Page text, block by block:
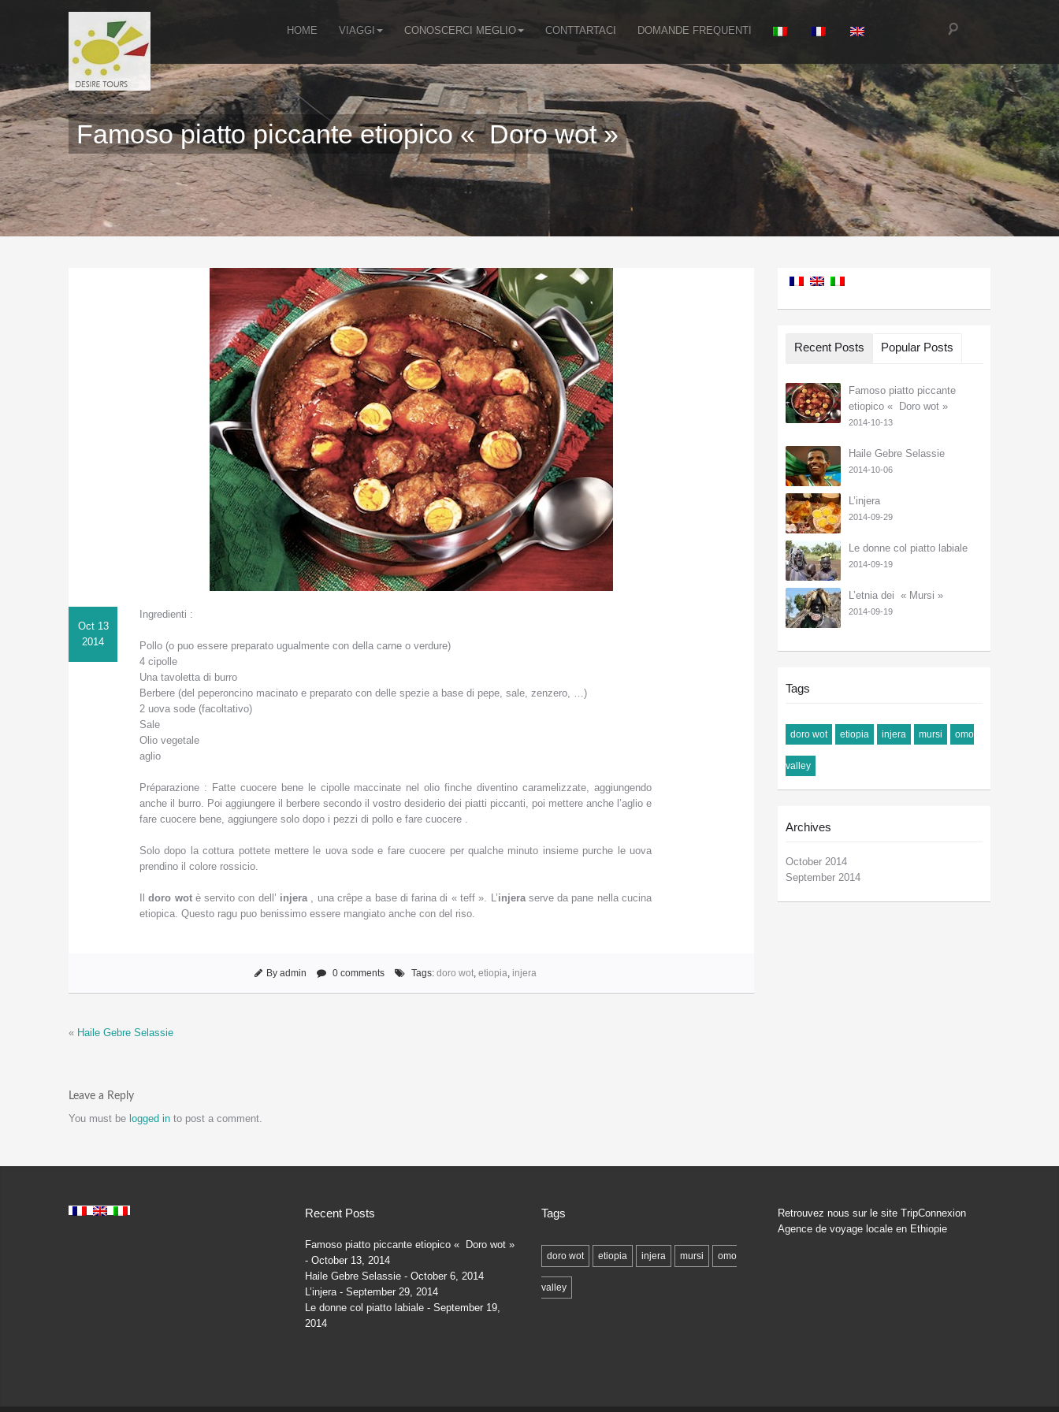
HOME VIAGGI CONOSCERCI MEGLIO CONTTARTACI DOMANDE FREQUENTI
Famoso piatto piccante etiopico « Doro wot »
Oct 13
2014
Ingredienti :
Pollo (o puo essere preparato ugualmente con della carne o verdure)
4 cipolle
Una tavoletta di burro
Berbere (del peperoncino macinato e preparato con delle spezie a base di pepe, sale, zenzero, …)
2 uova sode (facoltativo)
Sale
Olio vegetale
aglio
Préparazione : Fatte cuocere bene le cipolle maccinate nel olio finche diventino caramelizzate, aggiungendo
anche il burro. Poi aggiungere il berbere secondo il vostro desiderio dei piatti piccanti, poi mettere anche l’aglio e
fare cuocere bene, aggiungere solo dopo i pezzi di pollo e fare cuocere .
Solo dopo la cottura pottete mettere le uova sode e fare cuocere per qualche minuto insieme purche le uova
prendino il colore rossicio.
Ildoro wotè servito con dell’ injera, una crêpe a base di farina di « teff ». L’injeraserve da pane nella cucina
etiopica. Questo ragu puo benissimo essere mangiato anche con del riso.
By admin 0 comments Tags: doro wot, etiopia, injera
« Haile Gebre Selassie
Leave a Reply
You must be logged in to post a comment.
Recent Posts Popular Posts
Famoso piatto piccante
etiopico « Doro wot »
2014-10-13
Haile Gebre Selassie
2014-10-06
L’injera
2014-09-29
Le donne col piatto labiale
2014-09-19
L’etnia dei « Mursi »
2014-09-19
Tags
doro wot etiopia injera mursi omo
valley
Archives
October 2014
September 2014
Recent Posts
Famoso piatto piccante etiopico « Doro wot »
October 13, 2014
Haile Gebre Selassie
October 6, 2014
L’injera
September 29, 2014
Le donne col piatto labiale
September 19,
2014
Tags
doro wot etiopia injera mursi omo
valley
Retrouvez nous sur le site TripConnexion
Agence de voyage locale en Ethiopie